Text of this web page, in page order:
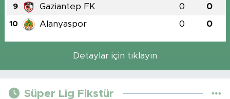
9 Gaziantep FK 0 0
10 Alanyaspor 0 0
Detaylar için tıklayın
Süper Lig Fikstür